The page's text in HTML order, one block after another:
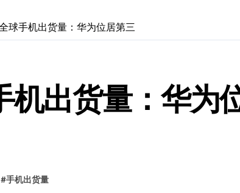
解锁智能科技新魅力！
力，快人一步抢先机！
球手机出货量：华为位居第三
机出货量：华为
#手机出货量